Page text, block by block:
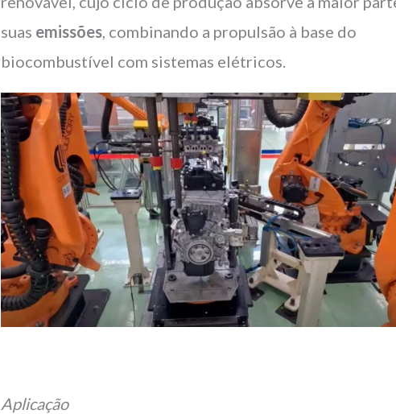
suas emissões, combinando a propulsão à base do
biocombustível com sistemas elétricos.
Aplicação